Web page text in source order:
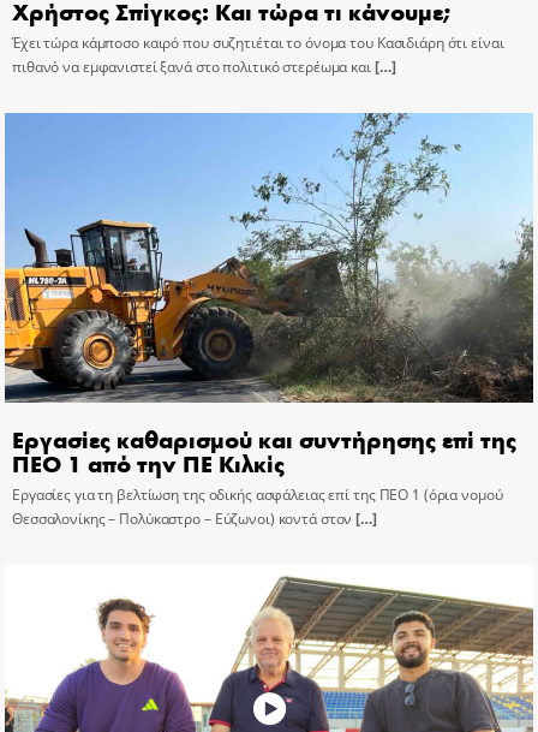
Χρήστος Σπίγκος: Και τώρα τι κάνουμε;
Έχει τώρα κάμποσο καιρό που συζητιέται το όνομα του Κασιδιάρη ότι είναι
πιθανό να εμφανιστεί ξανά στο πολιτικό στερέωμα και[…]
Εργασίες καθαρισμού και συντήρησης επί της
ΠΕΟ 1 από την ΠΕ Κιλκίς
Εργασίες για τη βελτίωση της οδικής ασφάλειας επί της ΠΕΟ 1 (όρια νομού
Θεσσαλονίκης – Πολύκαστρο – Εύζωνοι) κοντά στον […]